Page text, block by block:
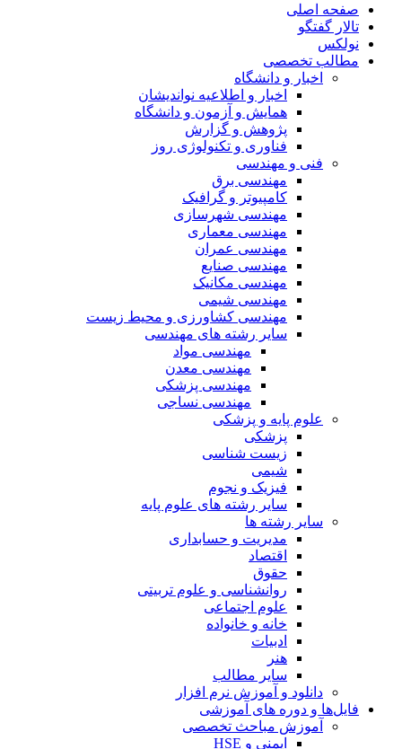
صفحه اصلی
تالار گفتگو
نولکس
مطالب تخصصی
اخبار و دانشگاه
اخبار و اطلاعیه نواندیشان
همایش و آزمون و دانشگاه
پژوهش و گزارش
فناوری و تکنولوژی روز
فنی و مهندسی
مهندسی برق
کامپیوتر و گرافیک
مهندسی شهرسازی
مهندسی معماری
مهندسی عمران
مهندسی صنایع
مهندسی مکانیک
مهندسی شیمی
مهندسی کشاورزی و محیط زیست
سایر رشته های مهندسی
مهندسی مواد
مهندسی معدن
مهندسی پزشکی
مهندسی نساجی
علوم پایه و پزشکی
پزشکی
زیست شناسی
شیمی
فیزیک و نجوم
سایر رشته های علوم پایه
سایر رشته ها
مدیریت و حسابداری
اقتصاد
حقوق
روانشناسی و علوم تربیتی
علوم اجتماعی
خانه و خانواده
ادبیات
هنر
سایر مطالب
دانلود و آموزش نرم افزار
فایل‌ها و دوره های آموزشی
آموزش مباحث تخصصی
ایمنی و HSE